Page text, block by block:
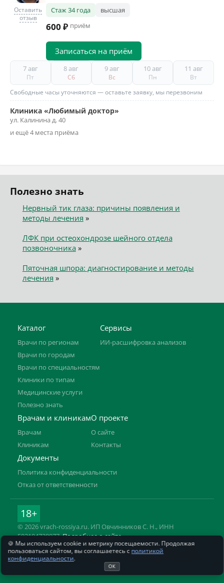
Оставить
отзыв
Стаж 34 года высшая
600 ₽ приём
Записаться на приём
7 авг
Пт
8 авг
Сб
9 авг
Вс
10 авг
Пн
11 авг
Вт
Свободные часы уточняются — оставьте заявку, мы перезвоним
Клиника «Любимый доктор»
ул. Калинина д. 40
и ещё 4 места приёма
Полезно знать
Нервный тик глаза: причины появления и
методы лечения »
ЛФК при остеохондрозе шейного отдела
позвоночника»
Пяточная шпора: диагностирование и методы
лечения »
Каталог
Врачи по регионам
Врачи по городам
Врачи по специальностям
Клиники по типам
Медицинские услуги
Полезно знать
Сервисы
ИИ-расшифровка анализов
Врачам и клиникам
Врачам
Клиникам
О проекте
О сайте
Контакты
Документы
Политика конфиденциальности
Отказ от ответственности
18+
© 2026 vrach-rossiya.ru. ИП Овчинников С. Н., ИНН
592104728977.Подробнее о сайте
Информация на сайте не заменяет приём врача. Имеются
противопоказания, необходима консультация специалиста.
🍪 Мы используем cookie и метрику посещаемости. Продолжая
пользоваться сайтом, вы соглашаетесь с политикой
конфиденциальности.
ОК